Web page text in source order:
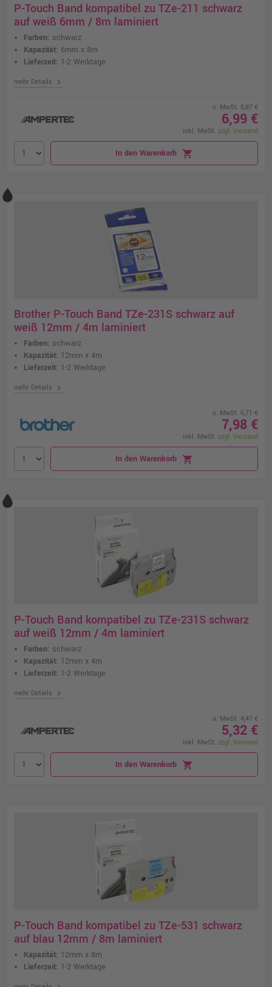
P-Touch Band kompatibel zu TZe-211 schwarz
auf weiß 6mm / 8m laminiert
Farben: schwarz
Kapazität: 6mm x 8m
Lieferzeit: 1-2 Werktage
mehr Details chevron_right
o. MwSt. 5,87 €
6,99 €
inkl. MwSt. zzgl. Versand
In den Warenkorb shopping_cart
Brother P-Touch Band TZe-231S schwarz auf
weiß 12mm / 4m laminiert
Farben: schwarz
Kapazität: 12mm x 4m
Lieferzeit: 1-2 Werktage
mehr Details chevron_right
o. MwSt. 6,71 €
7,98 €
inkl. MwSt. zzgl. Versand
In den Warenkorb shopping_cart
P-Touch Band kompatibel zu TZe-231S schwarz
auf weiß 12mm / 4m laminiert
Farben: schwarz
Kapazität: 12mm x 4m
Lieferzeit: 1-2 Werktage
mehr Details chevron_right
o. MwSt. 4,47 €
5,32 €
inkl. MwSt. zzgl. Versand
In den Warenkorb shopping_cart
P-Touch Band kompatibel zu TZe-531 schwarz
auf blau 12mm / 8m laminiert
Kapazität: 12mm x 8m
Lieferzeit: 1-2 Werktage